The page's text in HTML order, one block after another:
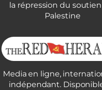
la répression du soutien
Palestine
Media en ligne,
indépendant.